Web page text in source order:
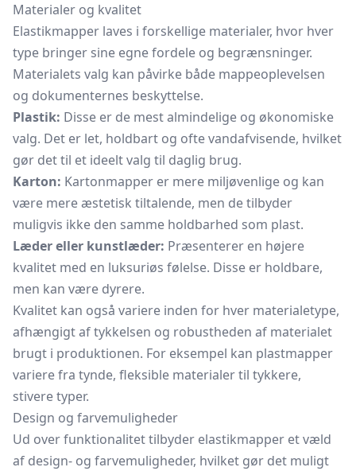
Materialer og kvalitet
Elastikmapper laves i forskellige materialer, hvor hver
type bringer sine egne fordele og begrænsninger.
Materialets valg kan påvirke både mappeoplevelsen
og dokumenternes beskyttelse.
Plastik: Disse er de mest almindelige og økonomiske
valg. Det er let, holdbart og ofte vandafvisende, hvilket
gør det til et ideelt valg til daglig brug.
Karton: Kartonmapper er mere miljøvenlige og kan
være mere æstetisk tiltalende, men de tilbyder
muligvis ikke den samme holdbarhed som plast.
Læder eller kunstlæder: Præsenterer en højere
kvalitet med en luksuriøs følelse. Disse er holdbare,
men kan være dyrere.
Kvalitet kan også variere inden for hver materialetype,
afhængigt af tykkelsen og robustheden af materialet
brugt i produktionen. For eksempel kan plastmapper
variere fra tynde, fleksible materialer til tykkere,
stivere typer.
Design og farvemuligheder
Ud over funktionalitet tilbyder elastikmapper et væld
af design- og farvemuligheder, hvilket gør det muligt